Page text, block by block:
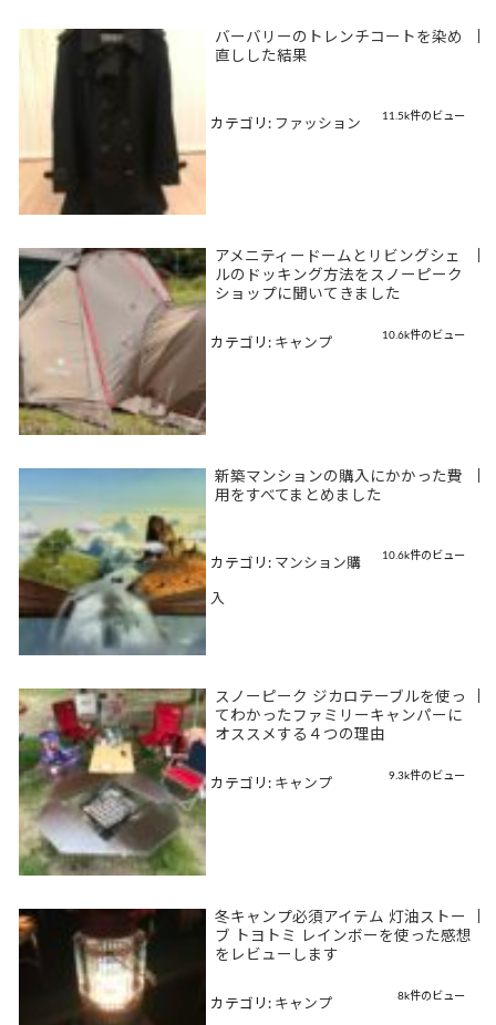
バーバリーのトレンチコートを染め
直しした結果
11.5k件のビュー
カテゴリ: ファッション
アメニティードームとリビングシェ
ルのドッキング方法をスノーピーク
ショップに聞いてきました
10.6k件のビュー
カテゴリ: キャンプ
新築マンションの購入にかかった費
用をすべてまとめました
10.6k件のビュー
カテゴリ: マンション購
入
スノーピーク ジカロテーブルを使っ
てわかったファミリーキャンパーに
オススメする４つの理由
9.3k件のビュー
カテゴリ: キャンプ
冬キャンプ必須アイテム 灯油ストー
ブ トヨトミ レインボーを使った感想
をレビューします
8k件のビュー
カテゴリ: キャンプ